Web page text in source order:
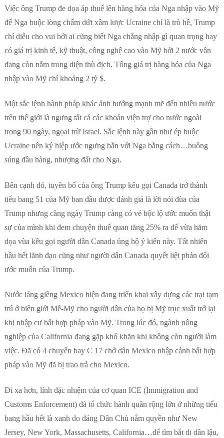
Việc ông Trump đe dọa áp thuế lên hàng hóa của Nga nhập vào Mỹ
để Nga buộc lòng chấm dứt xâm lược Ucraine chỉ là trò hề, Trump
chỉ diễu cho vui bởi ai cũng biết Nga chẳng nhập gì quan trọng hay
có giá trị kinh tế, kỹ thuật, công nghệ cao vào Mỹ bởi 2 nước vẫn
đang còn nằm trong diện thù địch. Tổng giá trị hàng hóa của Nga
nhập vào Mỹ chỉ khoảng 2 tỷ $.
Một sắc lệnh hành pháp khác ảnh hưởng mạnh mẽ đến nhiều nước
trên thế giới là ngưng tất cả các khoản viện trợ cho nước ngoài
trong 90 ngày, ngọai trừ Israel. Sắc lệnh này gần như ép buộc
Ucraine nên ký hiệp ước ngưng bắn với Nga bằng cách…buông
súng đầu hàng, nhượng đất cho Nga.
Bên cạnh đó, tuyên bố của ông Trump kêu gọi Canada trở thành
tiểu bang 51 của Mỹ ban đầu được đánh giá là lời nói đùa của
Trump nhưng càng ngày Trump càng có vẻ bộc lộ ước muốn thật
sự của mình khi đem chuyện thuế quan tăng 25% ra để vừa hăm
dọa vùa kêu gọi người dân Canada ủng hộ ý kiến này. Tất nhiên
hầu hết lãnh đạo cũng như người dân Canada quyết liệt phản đối
ước muốn của Trump.
Nước láng giềng Mexico hiện đang triển khai xây dựng các trại tạm
trú ở biên giới Mễ-Mỹ cho người dân của họ bị Mỹ trục xuất trở lại
khi nhập cư bất hợp pháp vào Mỹ. Trong lúc đó, ngành nông
nghiệp của California đang gặp khó khăn khi không còn người làm
việc. Đã có 4 chuyến bay C 17 chở dân Mexico nhập cảnh bất hợp
pháp vào Mỹ đã bị trao trả cho Mexico.
Đi xa hơn, lính đặc nhiệm của cơ quan ICE (Immigration and
Customs Enforcement) đã tổ chức hành quân rộng lớn ở những tiểu
bang hầu hết là xanh do đảng Dân Chủ nắm quyền như New
Jersey, New York, Massachusetts, California…để tìm bắt di dân lậu,